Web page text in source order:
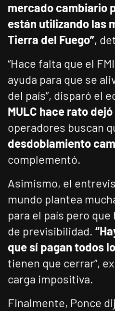
mercado cambiario
están utilizando las
Tierra del Fuego”,
“Hace falta que el
ayuda para que se
del país”, disparó el
MULC hace rato
operadores buscan
desdoblamiento
complementó.
Asimismo, el
mundo plantea
para el país pero
de previsibilidad.
que sí pagan todos
tienen que cerrar”,
carga impositiva.
Finalmente, Ponce